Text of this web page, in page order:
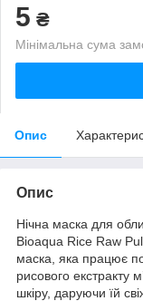
5 ₴
Мінімальна сума
Опис
Опис
Нічна маска для
Bioaqua Rice Raw
маска, яка працює
рисового екстракту
шкіру, даруючи їй